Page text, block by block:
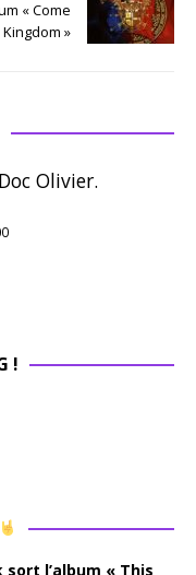
« Come
»
Olivier.
!
sort l’album « This